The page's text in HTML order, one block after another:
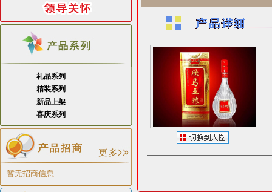
礼品系列
精装系列
新品上架
喜庆系列
暂无招商信息